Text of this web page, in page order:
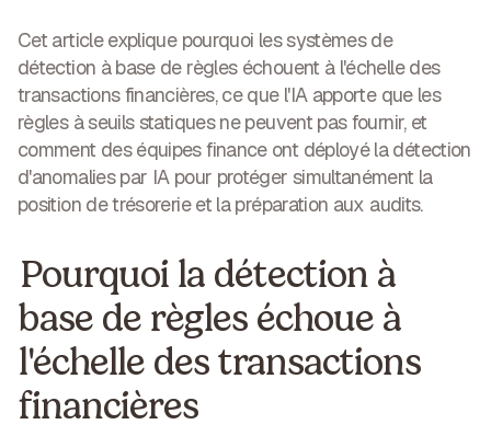
Cet article explique pourquoi les systèmes de
détection à base de règles échouent à l'échelle des
transactions financières, ce que l'IA apporte que les
règles à seuils statiques ne peuvent pas fournir, et
comment des équipes finance ont déployé la détection
d'anomalies par IA pour protéger simultanément la
position de trésorerie et la préparation aux audits.
Pourquoi la détection à
base de règles échoue à
l'échelle des transactions
financières